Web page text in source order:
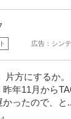
ルティング マネ
サルティング＞コ
を見る
広告：シン
片方にするか
年11月から
ったので、と